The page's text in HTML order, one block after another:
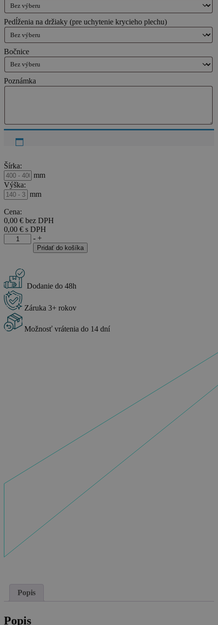
Pedĺženia na držiaky (pre uchytenie krycieho plechu)
Bočnice
Poznámka
Šírka:
mm
Výška:
mm
Cena:
0,00 € bez DPH
0,00 € s DPH
-
množstvo
Krycí
vonkajšie
žalúzie
-
priznaný
+
Pridať do košíka
Dodanie do 48h
Záruka 3+ rokov
Možnosť vrátenia do 14 dní
Popis
Popis